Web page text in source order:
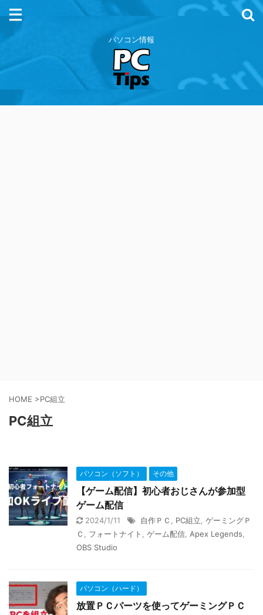
パソコン情報
HOME >PC組立
PC組立
パソコン（ソフト） その他
【ゲーム配信】初心者おじさんが参加型
ゲーム配信
2024/1/11 自作ＰＣ PC組立 ゲーミングＰ
Ｃ
フォートナイト ゲーム配信 Apex Legends
OBS Studio
パソコン（ハード）
放置ＰＣパーツを使ってゲーミングＰＣ